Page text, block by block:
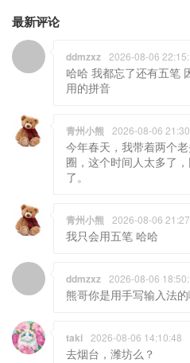
最新评论
ddmzxz 2026-08-06
哈哈 我都忘了还有五笔
用的拼音
青州小熊 2026-08-06
今年春天，我带着两个
圈，这个时间人太多了
了。
青州小熊 2026-08-06
我只会用五笔 哈哈
ddmzxz 2026-08-06
熊哥你是用手写输入法
taki 2026-08-06 14:10:48
去烟台，潍坊么？